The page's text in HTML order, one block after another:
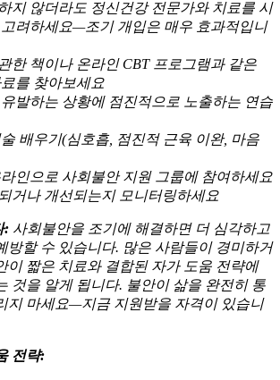
지 않더라도 정신건강 전문가와 치료를 시
려하세요—조기 개입은 매우 효과적입니
한 책이나 온라인 CBT 프로그램과 같은
를 찾아보세요
발하는 상황에 점진적으로 노출하는 연습
배우기(심호흡, 점진적 근육 이완, 마음
인으로 사회불안 지원 그룹에 참여하세요
거나 개선되는지 모니터링하세요
: 사회불안을 조기에 해결하면 더 심각하고
방할 수 있습니다. 많은 사람들이 경미하거
이 짧은 치료와 결합된 자가 도움 전략에
것을 알게 됩니다. 불안이 삶을 완전히 통
지 마세요—지금 지원받을 자격이 있습니
전략: